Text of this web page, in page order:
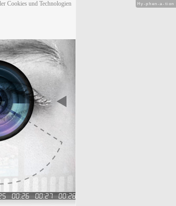
Cookies und Technologien
Hy-phen-a-tion